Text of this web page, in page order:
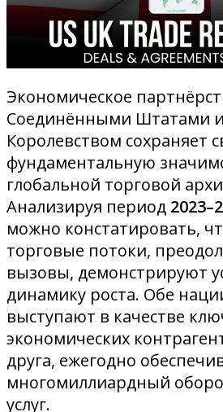
Экономическое
Соединёнными Штатами
Королевством сохраняет
фундаментальную
глобальной торговой
Анализируя период
можно констатировать,
торговые потоки,
вызовы, демонстрируют
динамику роста. Обе
выступают в качестве
экономических
друга, ежегодно
многомиллиардный
услуг.